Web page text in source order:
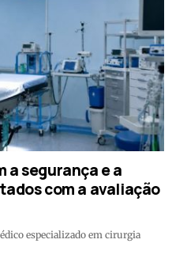
a segurança e a
com a avaliação
especializado em cirurgia